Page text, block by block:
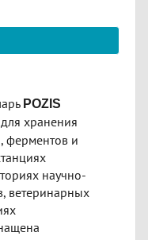
POZIS
хранения
ферментов и
научно-
ветеринарных